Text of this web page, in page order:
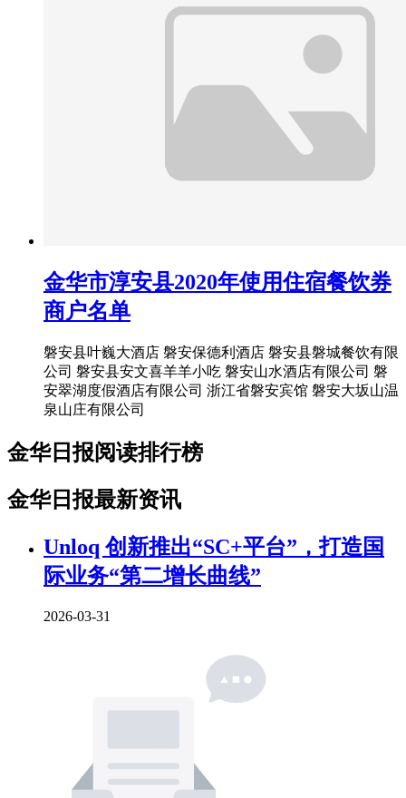
金华市淳安县2020年使用住宿餐饮券
商户名单
磐安县叶巍大酒店 磐安保德利酒店 磐安县磐城餐饮有限
公司 磐安县安文喜羊羊小吃 磐安山水酒店有限公司 磐
安翠湖度假酒店有限公司 浙江省磐安宾馆 磐安大坂山温
泉山庄有限公司
金华日报阅读排行榜
金华日报最新资讯
Unloq 创新推出“SC+平台”，打造国
际业务“第二增长曲线”
2026-03-31